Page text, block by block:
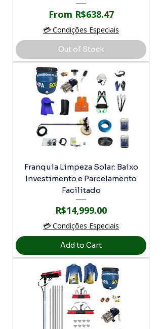
From R$638.47
Sale Price
💳 Condições Especiais
Out of Stock
Franquia Limpeza Solar: Baixo
Investimento e Parcelamento
Facilitado
Price
R$14,999.00
💳 Condições Especiais
Add to Cart